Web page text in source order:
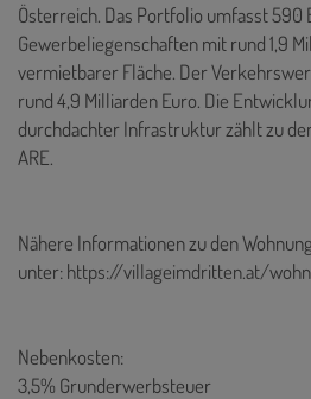
Österreich. Das Portfolio umfasst 590
Gewerbeliegenschaften mit rund 1,9
vermietbarer Fläche. Der
rund 4,9 Milliarden Euro. Die
durchdachter Infrastruktur zählt zu
ARE.
Nähere Informationen zu den
unter:https://villageimdritten.at/
Nebenkosten:
3,5% Grunderwerbsteuer